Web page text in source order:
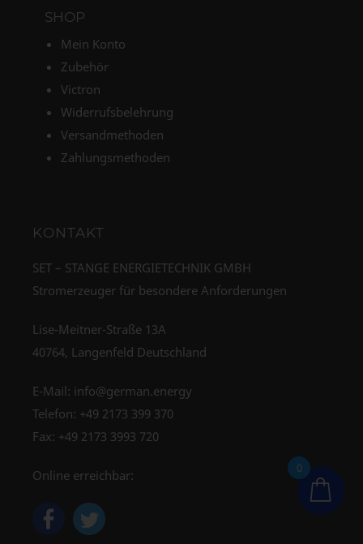
SHOP
Mein Konto
Zubehör
Victron
Widerrufsbelehrung
Versandmethoden
Zahlungsmethoden
KONTAKT
SET – STANGE ENERGIETECHNIK GMBH
Stromerzeuger für besondere Anforderungen
Lise-Meitner-Straße 13A
40764, Langenfeld Deutschland
E-Mail: info@german.energy
Telefon: +49 2173 399 370
Fax: +49 2173 3993 720
Online erreichbar: 0